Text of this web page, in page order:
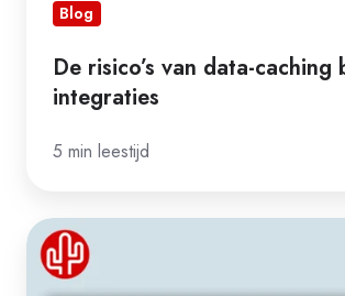
Blog
De risico’s van data-caching
integraties
5 min leestijd
Test
en